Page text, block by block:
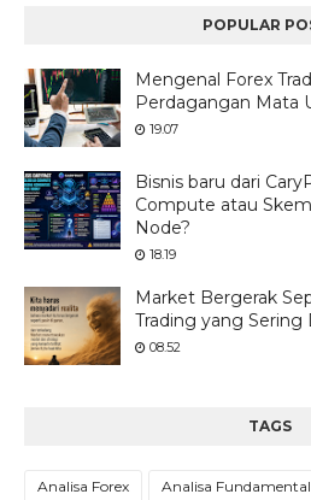
POPULAR
Mengenal Forex
Perdagangan Mata
19.07
Bisnis baru dari
Compute atau
Node?
18.19
Market Bergerak
Trading yang Sering
08.52
TAGS
Analisa Forex Analisa Fundamental